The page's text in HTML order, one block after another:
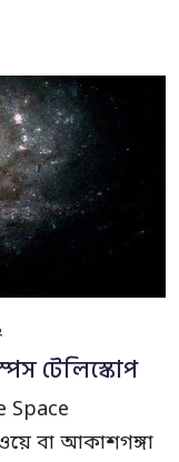
টেলিস্কোপ
Space
বা আকাশগঙ্গা